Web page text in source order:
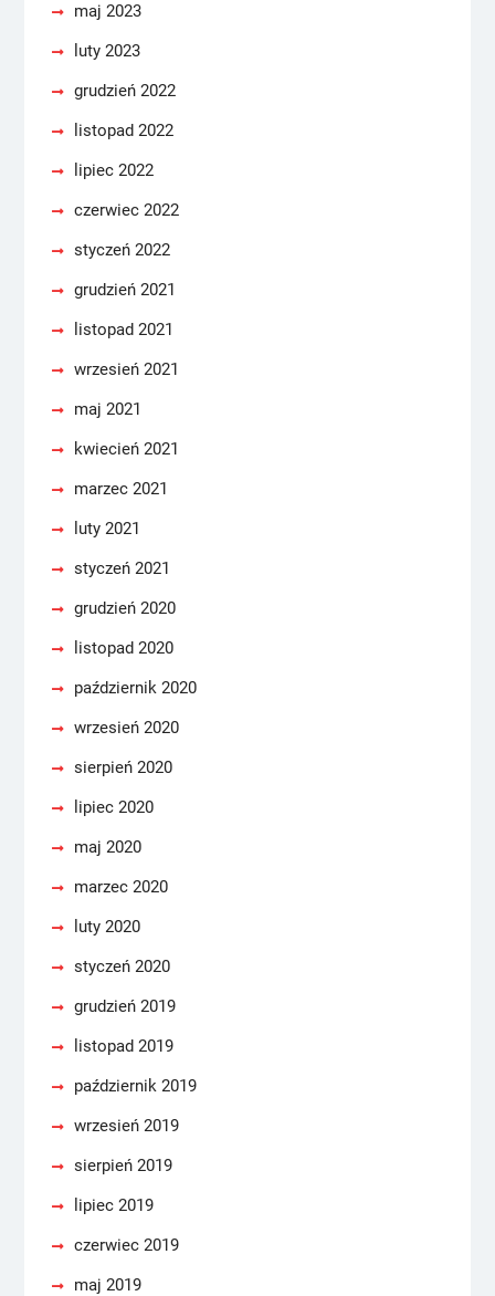
maj 2023
luty 2023
grudzień 2022
listopad 2022
lipiec 2022
czerwiec 2022
styczeń 2022
grudzień 2021
listopad 2021
wrzesień 2021
maj 2021
kwiecień 2021
marzec 2021
luty 2021
styczeń 2021
grudzień 2020
listopad 2020
październik 2020
wrzesień 2020
sierpień 2020
lipiec 2020
maj 2020
marzec 2020
luty 2020
styczeń 2020
grudzień 2019
listopad 2019
październik 2019
wrzesień 2019
sierpień 2019
lipiec 2019
czerwiec 2019
maj 2019